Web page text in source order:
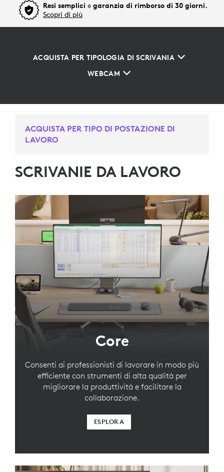
Resi semplici e garanzia di rimborso di 30 giorni.
Scopri di più
ACQUISTA PER TIPOLOGIA DI SCRIVANIA
WEBCAM
ACQUISTA PER TIPO DI POSTAZIONE DI
LAVORO
SCRIVANIE DA LAVORO
Core
Consenti ai professionisti di lavorare in modo più
efficiente con strumenti di alta qualità per
migliorare la produttività e facilitare la
collaborazione.
ESPLORA